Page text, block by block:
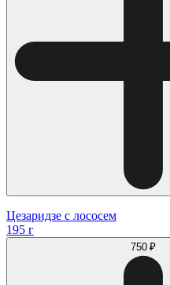
Цезаридзе с лососем
195 г
750 ₽